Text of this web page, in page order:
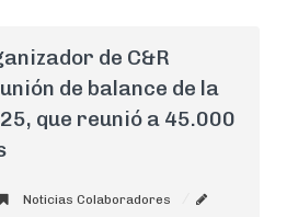
de C&R
de balance de la
que reunió a 45.000
Noticias Colaboradores